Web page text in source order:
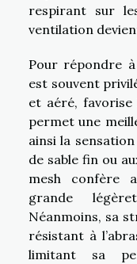
respirant sur
ventilation
Pour répondre à
est souvent
et aéré, favorise
permet une
ainsi la
de sable fin ou
mesh confère
grande
Néanmoins, sa
résistant à
limitant sa